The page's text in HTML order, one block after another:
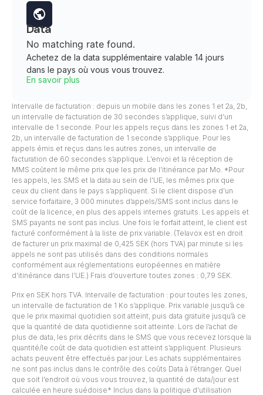
Data
No matching rate found.
Achetez de la data supplémentaire valable 14 jours
dans le pays où vous vous trouvez.
En savoir plus
Intervalle de facturation : depuis un mobile dans les zones 1 et 2a, 2b,
un intervalle de facturation de 30 secondes s’applique, suivi d’un
intervalle de 1 seconde. Pour les appels reçus dans les zones 1 et 2a,
2b, un intervalle de facturation de 1 seconde s’applique. Pour les
appels émis et reçus dans les autres zones, un intervalle de
facturation de 60 secondes s’applique. L’envoi et la réception de
MMS coûtent le même prix que les prix de l’itinérance par Mo. *Pour
les appels, les SMS et la data au sein de l’UE, les mêmes prix que
ceux du client dans le pays s’appliquent. Si le client dispose d’un
service forfaitaire, 3 000 minutes d’appels/SMS sont inclus dans le
coût de la licence, en plus des appels internes gratuits. Les appels et
SMS payants ne sont pas inclus. Une fois le forfait atteint, le client est
facturé conformément à la liste de prix variable. (Telavox est en droit
de facturer un prix maximal de 0,425 SEK (hors TVA) par minute si les
appels ne sont pas utilisés dans des conditions normales
conformément aux réglementations européennes en matière
d’itinérance dans l’UE.) Frais d’ouverture toutes zones : 0,79 SEK.
Prix en SEK hors TVA. Intervalle de facturation : pour toutes les zones,
un intervalle de facturation de 1 Ko s’applique. Prix variable jusqu’à ce
que le prix maximal quotidien soit atteint, puis data gratuite jusqu’à ce
que la quantité de data quotidienne soit atteinte. Lors de l’achat de
plus de data, les prix décrits dans le SMS que vous recevez lorsque la
quantité/le coût de data quotidien est atteint s’appliquent. Plusieurs
achats peuvent être effectués par jour. Les achats supplémentaires
ne sont pas inclus dans le contrôle des coûts Data à l’étranger. Quel
que soit l’endroit où vous vous trouvez, la quantité de data/jour est
calculée en heure suédoise* Inclus dans la politique d’utilisation